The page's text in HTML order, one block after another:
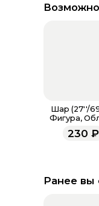
Шар (27''/
Фигура,
230 ₽
Ранее вы